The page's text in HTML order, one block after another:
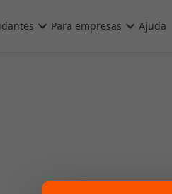
Para empresas Ajuda